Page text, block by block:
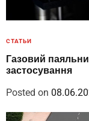
СТАТЬИ
Газовий
застосування
Posted on